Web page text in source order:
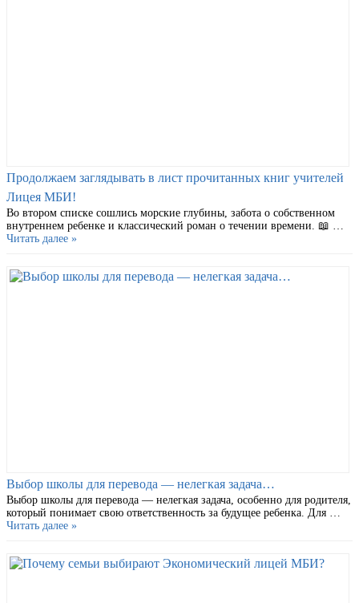
Продолжаем заглядывать в лист прочитанных книг учителей
Лицея МБИ!
Во втором списке сошлись морские глубины, забота о собственном
внутреннем ребенке и классический роман о течении времени. 📖 …
Читать далее »
Выбор школы для перевода — нелегкая задача…
Выбор школы для перевода — нелегкая задача, особенно для родителя,
который понимает свою ответственность за будущее ребенка. Для …
Читать далее »